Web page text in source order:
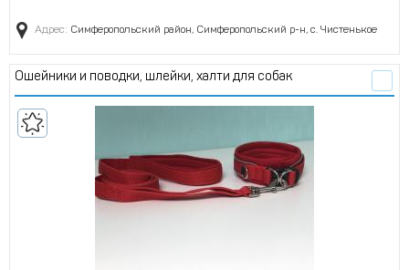
Адрес: Симферопольский район, Симферопольский р-н, с. Чистенькое
Ошейники и поводки, шлейки, халти для собак